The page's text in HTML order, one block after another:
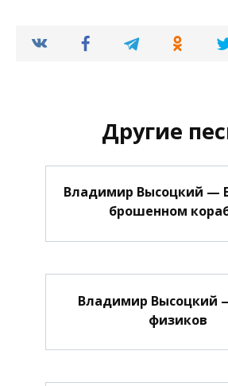
Другие
Владимир Высоцкий —
брошенном
Владимир
физиков